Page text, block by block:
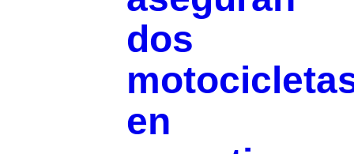
dos
en